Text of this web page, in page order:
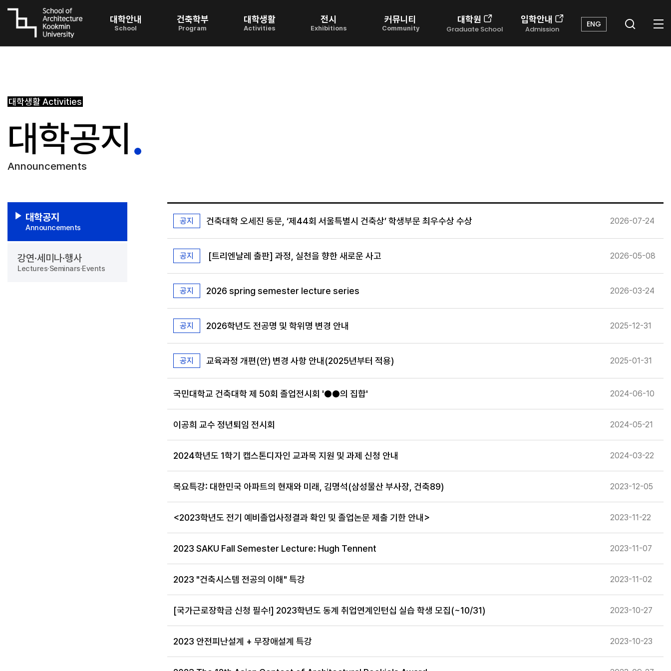
대학안내
School
건축학부
Program
대학생활
Activities
전시
Exhibitions
커뮤니티
Community
대학원
Graduate School
입학안내
Admission
ENG
대학생활Activities
대학공지
Announcements
대학공지
Announcements
강연·세미나·행사
Lectures·Seminars·Events
공지 건축대학 오세진 동문, ‘제44회 서울특별시 건축상’ 학생부문 최우수상 수상 2026-07-24
공지 [트리엔날레 출판] 과정, 실천을 향한 새로운 사고 2026-05-08
공지 2026 spring semester lecture series 2026-03-24
공지 2026학년도 전공명 및 학위명 변경 안내 2025-12-31
공지 교육과정 개편(안) 변경 사항 안내(2025년부터 적용) 2025-01-31
국민대학교 건축대학 제 50회 졸업전시회 '●●의 집합' 2024-06-10
이공희 교수 정년퇴임 전시회 2024-05-21
2024학년도 1학기 캡스톤디자인 교과목 지원 및 과제 신청 안내 2024-03-22
목요특강: 대한민국 아파트의 현재와 미래, 김명석(삼성물산 부사장, 건축89) 2023-12-05
<2023학년도 전기 예비졸업사정결과 확인 및 졸업논문 제출 기한 안내> 2023-11-22
2023 SAKU Fall Semester Lecture: Hugh Tennent 2023-11-07
2023 "건축시스템 전공의 이해" 특강 2023-11-02
[국가근로장학금 신청 필수!] 2023학년도 동계 취업연계인턴십 실습 학생 모집(~10/31) 2023-10-27
2023 안전피난설계 + 무장애설계 특강 2023-10-23